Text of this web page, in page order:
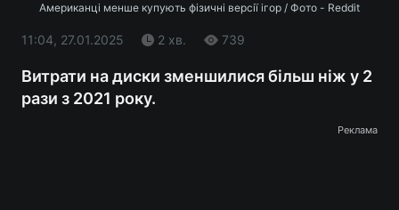
Американці менше купують фізичні версії ігор / Фото - Reddit
11:04, 27.01.2025 2 хв. 739
Витрати на диски зменшилися більш ніж у 2
рази з 2021 року.
Реклама